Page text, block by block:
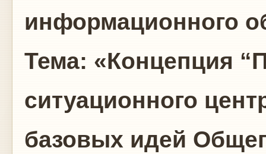
информационного
Тема: «Концепция
ситуационного
базовых идей